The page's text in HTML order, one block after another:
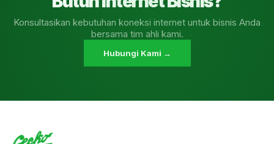
Konsultasikan kebutuhan koneksi internet untuk bisnis Anda
bersama tim ahli kami.
Hubungi Kami →